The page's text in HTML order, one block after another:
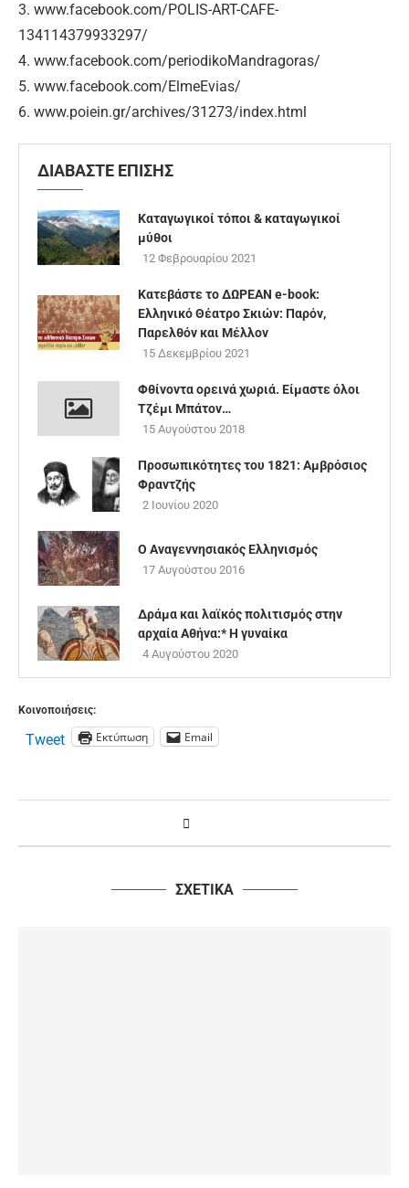
3. www.facebook.com/POLIS-ART-CAFE-
134114379933297/
4. www.facebook.com/periodikoMandragoras/
5. www.facebook.com/ElmeEvias/
6. www.poiein.gr/archives/31273/index.html
ΔΙΑΒΑΣΤΕ ΕΠΙΣΗΣ
Καταγωγικοί τόποι & καταγωγικοί
μύθοι
12 Φεβρουαρίου 2021
Κατεβάστε το ΔΩΡΕΑΝ e-book:
Ελληνικό Θέατρο Σκιών: Παρόν,
Παρελθόν και Μέλλον
15 Δεκεμβρίου 2021
Φθίνοντα ορεινά χωριά. Είμαστε όλοι
Τζέμι Μπάτον…
15 Αυγούστου 2018
Προσωπικότητες του 1821: Αμβρόσιος
Φραντζής
2 Ιουνίου 2020
Ο Αναγεννησιακός Ελληνισμός
17 Αυγούστου 2016
Δράμα και λαϊκός πολιτισμός στην
αρχαία Αθήνα:* Η γυναίκα
4 Αυγούστου 2020
Κοινοποιήσεις:
Tweet Εκτύπωση Email
ΣΧΕΤΙΚΑ